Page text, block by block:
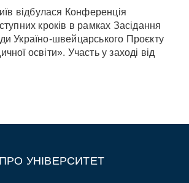
відбулася Конференція
кроків в рамках Засідання
Україно-швейцарського Проєкту
освіти». Участь у заході від
ПРО УНІВЕРСИТЕТ